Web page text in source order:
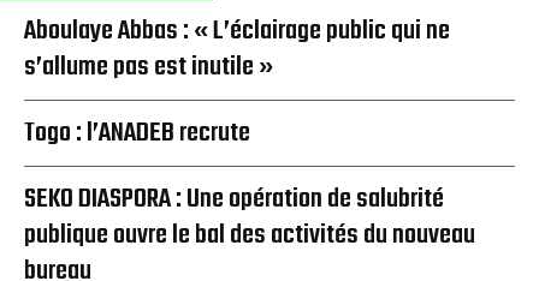
Aboulaye Abbas : « L’éclairage public qui ne
s’allume pas est inutile »
Togo : l’ANADEB recrute
SEKO DIASPORA : Une opération de salubrité
publique ouvre le bal des activités du nouveau
bureau